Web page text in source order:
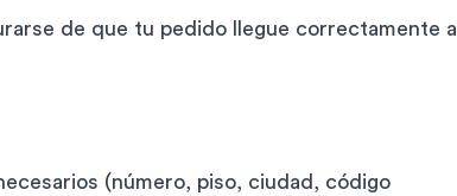
de que tu pedido llegue correctamente a
(número, piso, ciudad, código